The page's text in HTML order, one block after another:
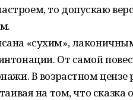
то допускаю
«сухим»,
От самой
В возрастном цензе
на том, что сказка